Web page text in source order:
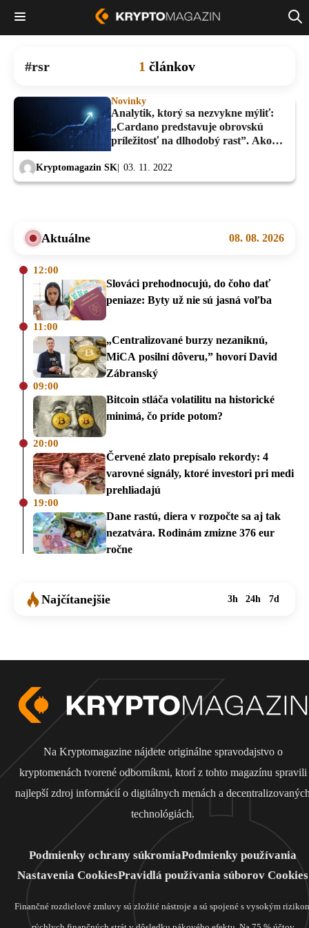
rsr 1 článkov
Novinky
Analytik, ktorý sa nezvykne mýliť:
„Cardano predstavuje obrovskú
príležitosť na dlhodobý rast”. Ako
Kryptomagazin SK 03. 11. 2022
Aktuálne 08. 08. 2026
12:00
Slováci prehodnocujú, do čoho dať
peniaze: Byty už nie sú jasná voľba
11:00
„Centralizované burzy nezaniknú,
MiCA posilní dôveru,” hovorí David
Zábranský
09:00
Bitcoin stláča volatilitu na historické
minimá, čo príde potom?
20:00
Červené zlato prepísalo rekordy: 4
varovné signály, ktoré investori pri medi
prehliadajú
19:00
Dane rastú, diera v rozpočte sa aj tak
nezatvára. Rodinám zmizne 376 eur
ročne
Najčítanejšie 3h 24h 7d
Na Kryptomagazine nájdete originálne spravodajstvo o
kryptomenách tvorené odborníkmi, ktorí z tohto magazínu spravili
najlepší zdroj informácií o digitálnych menách a
technológiách.
Podmienky ochrany súkromiaPodmienky používania
Nastavenia CookiesPravidlá používania súborov Cookies
Finančné rozdielové zmluvy sú zložité nástroje a sú spojené s vysokým